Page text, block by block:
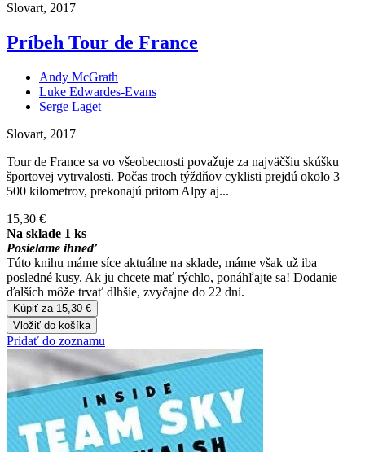
Slovart, 2017
Príbeh Tour de France
Andy McGrath
Luke Edwardes-Evans
Serge Laget
Slovart, 2017
Tour de France sa vo všeobecnosti považuje za najväčšiu skúšku
športovej vytrvalosti. Počas troch týždňov cyklisti prejdú okolo 3
500 kilometrov, prekonajú pritom Alpy aj...
15,30 €
Na sklade 1 ks
Posielame ihneď
Túto knihu máme síce aktuálne na sklade, máme však už iba
posledné kusy. Ak ju chcete mať rýchlo, ponáhľajte sa! Dodanie
ďalších môže trvať dlhšie, zvyčajne do 22 dní.
Kúpiť za 15,30 €
Vložiť do košíka
Pridať do zoznamu